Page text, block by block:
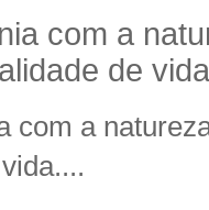
com a
de
com a